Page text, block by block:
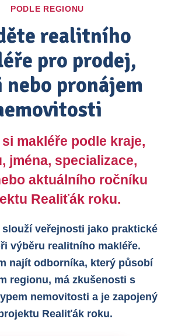
PODLE REGIONU
realitního
pro prodej,
nebo pronájem
makléře podle kraje,
jména, specializace,
aktuálního ročníku
Realiťák roku.
slouží veřejnosti jako praktické
výběru realitního makléře.
najít odborníka, který působí
regionu, má zkušenosti s
nemovitosti a je zapojený
Realiťák roku.